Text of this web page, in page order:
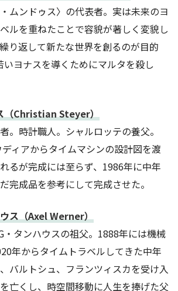
ムンドゥス〉の代表者。実は未来のヨ
ルを重ねたことで容貌が著しく変貌し
り返して新たな世界を創るのが目的
いヨナスを導くためにマルタを殺し
（Christian Steyer）
。時計職人。シャルロッテの養父。
ィアからタイムマシンの設計図を渡
るが完成には至らず、1986年に中年
完成品を参考にして完成させた。
ス（Axel Werner）
・タンハウスの祖父。1888年には機械
年からタイムトラベルしてきた中年
バルトシュ、フランツィスカを受け入
亡くし、時空間移動に人生を捧げた父